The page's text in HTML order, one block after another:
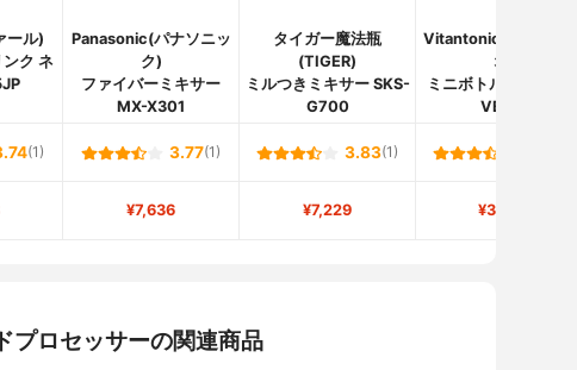
ール)
ンク ネ
Panasonic(パナソニッ
ク)
ファイバーミキサー
MX-X301
タイガー魔法瓶
(TIGER)
ミルつきミキサー SKS-
G700
Vitantonio(ビタントニ
オ)
ミニボトルブレンダー
VBL-5
(1) 3.77(1) 3.83(1)
¥7,636 ¥7,229 ¥3,465
プロセッサーの関連商品